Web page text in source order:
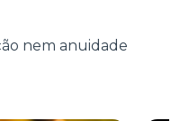
nem anuidade